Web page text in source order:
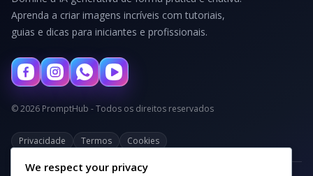
Aprenda a criar imagens incríveis com tutoriais,
guias e dicas para iniciantes e profissionais.
© 2026 PromptHub - Todos os direitos reservados
Privacidade Termos Cookies
We respect your privacy